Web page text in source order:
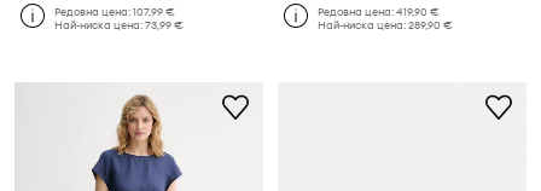
Редовна цена:107,99 €
Най-ниска цена:73,99 €
Редовна цена:419,90 €
Най-ниска цена:289,90 €